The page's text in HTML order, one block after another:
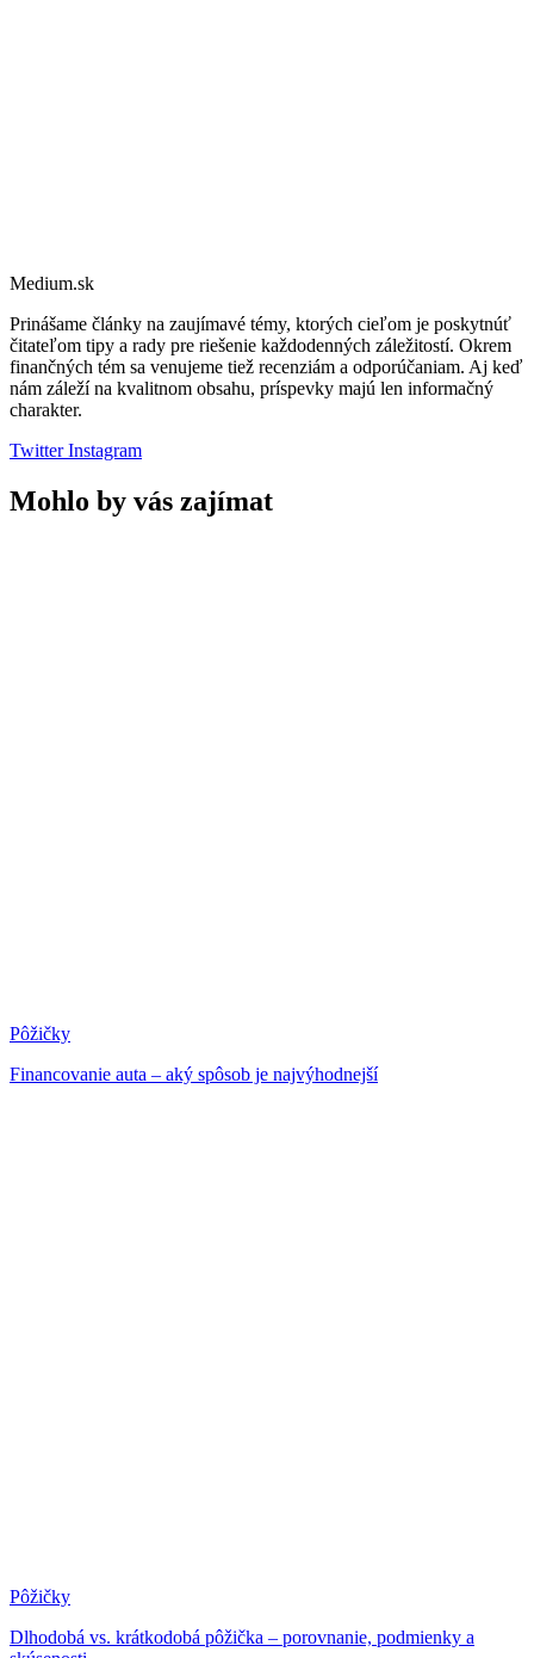
Medium.sk
Prinášame články na zaujímavé témy, ktorých cieľom je poskytnúť
čitateľom tipy a rady pre riešenie každodenných záležitostí. Okrem
finančných tém sa venujeme tiež recenziám a odporúčaniam. Aj keď
nám záleží na kvalitnom obsahu, príspevky majú len informačný
charakter.
TwitterInstagram
Mohlo by vás zajímat
Pôžičky
Financovanie auta – aký spôsob je najvýhodnejší
Pôžičky
Dlhodobá vs. krátkodobá pôžička – porovnanie, podmienky a